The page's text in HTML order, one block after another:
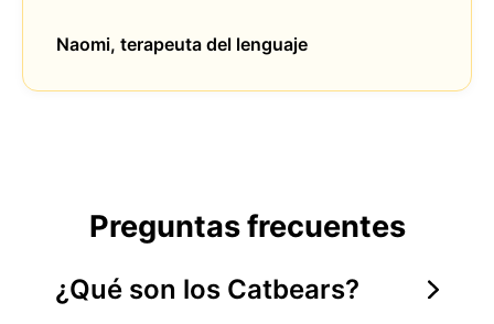
Naomi, terapeuta del lenguaje
Preguntas frecuentes
¿Qué son los Catbears?